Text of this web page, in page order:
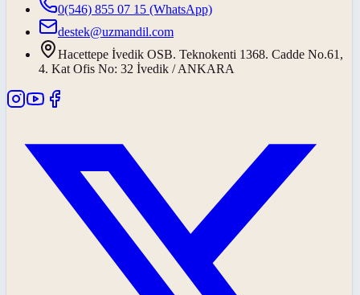
0(546) 855 07 15 (WhatsApp)
destek@uzmandil.com
Hacettepe İvedik OSB. Teknokenti 1368. Cadde No.61,
4. Kat Ofis No: 32 İvedik / ANKARA